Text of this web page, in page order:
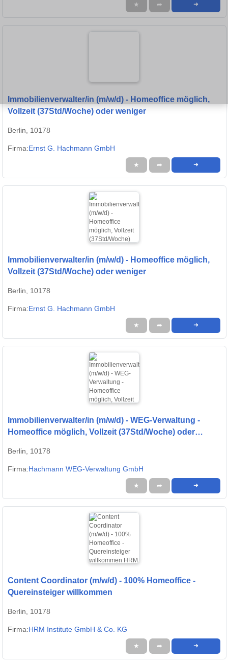
★ ➦ ➜
Immobilienverwalter/in (m/w/d) - Homeoffice möglich,
Vollzeit (37Std/Woche) oder weniger
Berlin, 10178
Firma:Ernst G. Hachmann GmbH
★ ➦ ➜
Immobilienverwalter/in (m/w/d) - Homeoffice möglich,
Vollzeit (37Std/Woche) oder weniger
Berlin, 10178
Firma:Ernst G. Hachmann GmbH
★ ➦ ➜
Immobilienverwalter/in (m/w/d) - WEG-Verwaltung -
Homeoffice möglich, Vollzeit (37Std/Woche) oder
Berlin, 10178
Firma:Hachmann WEG-Verwaltung GmbH
★ ➦ ➜
Content Coordinator (m/w/d) - 100% Homeoffice -
Quereinsteiger willkommen
Berlin, 10178
Firma:HRM Institute GmbH & Co. KG
★ ➦ ➜